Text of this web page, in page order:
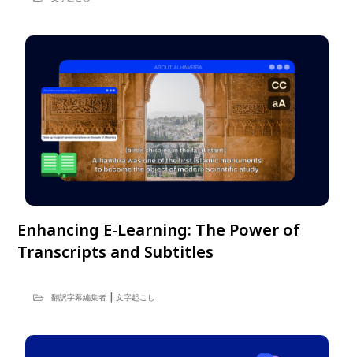
Enhancing E-Learning: The Power of
Transcripts and Subtitles
翻訳字幕編集者| 文字起こし